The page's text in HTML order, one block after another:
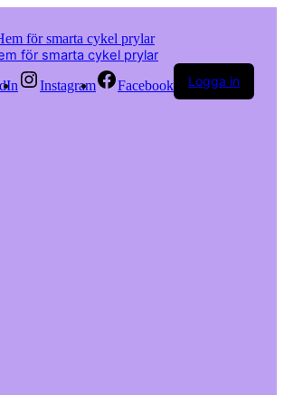
för smarta cykel prylar
Instagram Facebook Logga in